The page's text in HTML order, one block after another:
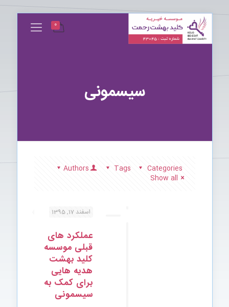
0
سیسمونی
Categories
Tags
Authors
Show all
اسفند 17, 1395
عملکرد های
قبلی موسسه
کلید بهشت
هدیه هایی
برای کمک به
سیسمونی